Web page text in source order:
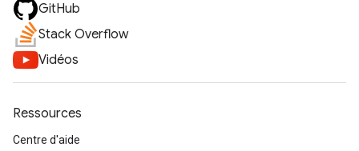
GitHub
Stack Overflow
Vidéos
Ressources
Centre d'aide